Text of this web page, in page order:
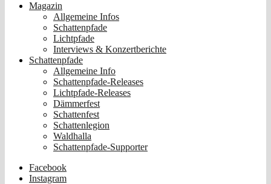
Magazin
Allgemeine Infos
Schattenpfade
Lichtpfade
Interviews & Konzertberichte
Schattenpfade
Allgemeine Info
Schattenpfade-Releases
Lichtpfade-Releases
Dämmerfest
Schattenfest
Schattenlegion
Waldhalla
Schattenpfade-Supporter
Facebook
Instagram